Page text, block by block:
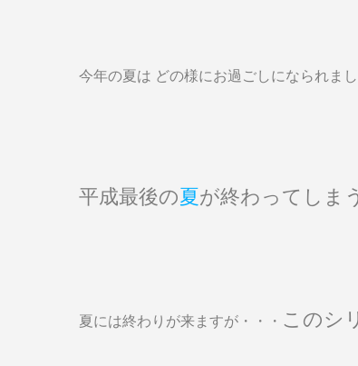
今年の夏は どの様にお過ごしになられま
平成最後の夏が終わってしまう
夏には終わりが来ますが・・・ このシ